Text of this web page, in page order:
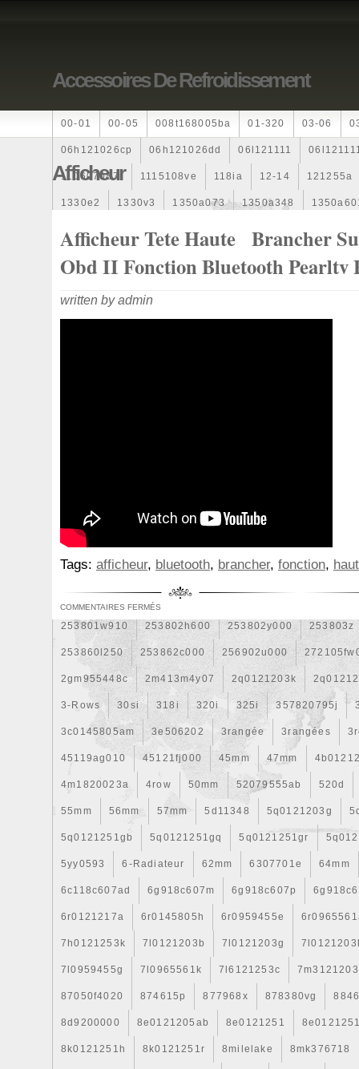
Accessoires De Refroidissement
00-01 00-05 008t168005ba 01-320 03-06
06h121026cp 06h121026dd 06l121111
110607087r 1115108ve 118ia 12-14 121255a
1330e2 1330v3 1350a073 1350a348
1985-1987
214812415r 214814342r 214814ea0a
214818h83a 214819674r 21481bm410
215592894r 220928kh13a0000038 220v 252kw
253102y001
253801w910 253802h600 253802y000 253803z
253860l250 253862c000 256902u000
2gm955448c 2m413m4y07 2q0121203k
3-Rows 30si 318i 320i 325i 357820795j
3c0145805am 3e506202 3rangée 3rangées
45119ag010 45121fj000 45mm 47mm
4m1820023a 4row 50mm 52079555ab 520d
55mm 56mm 57mm 5d11348 5q0121203g
5q0121251gb 5q0121251gq 5q0121251gr
5yy0593 6-Radiateur 62mm 6307701e 64mm
6c118c607ad 6g918c607m 6g918c607p
6r0121217a 6r0145805h 6r0959455e
7h0121253k 7l0121203b 7l0121203g
7l0959455g 7l0965561k 7l6121253c 7m3121203
87050f4020 874615p 877968x 878380vg
8d9200000 8e0121205ab 8e0121251
8k0121251h 8k0121251r 8milelake 8mk376718
Afficheur
Afficheur Tete Haute Brancher
Obd II Fonction Bluetooth Pearltv
written by admin
Tags: afficheur, bluetooth, brancher, fonction,
COMMENTAIRES FERMÉS